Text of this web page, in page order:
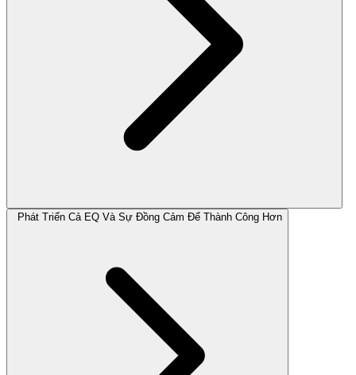
Phát Triển Cả EQ Và Sự Đồng Cảm Để Thành Công Hơn